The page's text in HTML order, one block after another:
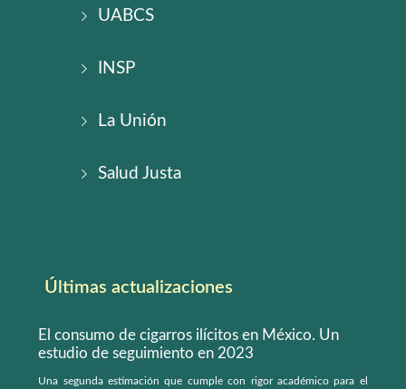
UABCS
INSP
La Unión
Salud Justa
Últimas actualizaciones
El consumo de cigarros ilícitos en México. Un
estudio de seguimiento en 2023
Una segunda estimación que cumple con rigor académico para el